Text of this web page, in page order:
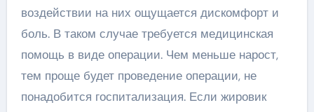
воздействии на них ощущается дискомфорт и
боль. В таком случае требуется медицинская
помощь в виде операции. Чем меньше нарост,
тем проще будет проведение операции, не
понадобится госпитализация. Если жировик